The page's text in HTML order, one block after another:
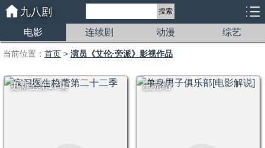
九八剧 搜索
电影 连续剧 动漫 综艺
当前位置： 首页 > 演员《艾伦·旁派》影视作品
更新至第17集 已完结